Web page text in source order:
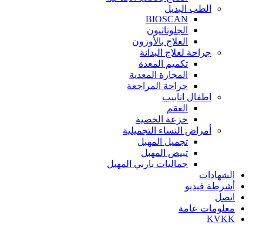
الطب البديل
BIOSCAN
الجلوتاثيون
العلاج بالأوزون
جراحة لعلاج البدانة
تكميم المعدة
المجازة المعدية
جراحة المراجعة
اطفال انابيب
العقم
خزعة الخصية
أمراض النساء التجميلية
تجميل المهبل
تبيض المهبل
جماليات باربي المهبل
الشهادات
أشرطة فيديو
اتصل
معلومات عامة
KVKK